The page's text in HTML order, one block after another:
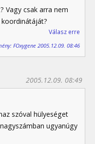
Vagy csak arra nem
Válasz erre
FOxygene 2005.12.09. 08:46
2005.12.09. 08:49
szóval hülyeséget
ugyanúgy